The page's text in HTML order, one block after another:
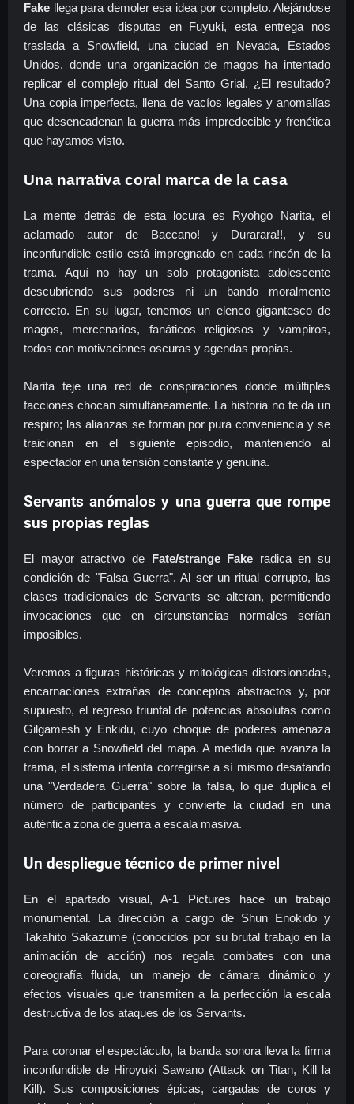
Fake llega para demoler esa idea por completo. Alejándose
de las clásicas disputas en Fuyuki, esta entrega nos
traslada a Snowfield, una ciudad en Nevada, Estados
Unidos, donde una organización de magos ha intentado
replicar el complejo ritual del Santo Grial. ¿El resultado?
Una copia imperfecta, llena de vacíos legales y anomalías
que desencadenan la guerra más impredecible y frenética
que hayamos visto.
Una narrativa coral marca de la casa
La mente detrás de esta locura es Ryohgo Narita, el
aclamado autor de Baccano! y Durarara!!, y su
inconfundible estilo está impregnado en cada rincón de la
trama. Aquí no hay un solo protagonista adolescente
descubriendo sus poderes ni un bando moralmente
correcto. En su lugar, tenemos un elenco gigantesco de
magos, mercenarios, fanáticos religiosos y vampiros,
todos con motivaciones oscuras y agendas propias.
Narita teje una red de conspiraciones donde múltiples
facciones chocan simultáneamente. La historia no te da un
respiro; las alianzas se forman por pura conveniencia y se
traicionan en el siguiente episodio, manteniendo al
espectador en una tensión constante y genuina.
Servants anómalos y una guerra que rompe
sus propias reglas
El mayor atractivo de Fate/strange Fake radica en su
condición de "Falsa Guerra". Al ser un ritual corrupto, las
clases tradicionales de Servants se alteran, permitiendo
invocaciones que en circunstancias normales serían
imposibles.
Veremos a figuras históricas y mitológicas distorsionadas,
encarnaciones extrañas de conceptos abstractos y, por
supuesto, el regreso triunfal de potencias absolutas como
Gilgamesh y Enkidu, cuyo choque de poderes amenaza
con borrar a Snowfield del mapa. A medida que avanza la
trama, el sistema intenta corregirse a sí mismo desatando
una "Verdadera Guerra" sobre la falsa, lo que duplica el
número de participantes y convierte la ciudad en una
auténtica zona de guerra a escala masiva.
Un despliegue técnico de primer nivel
En el apartado visual, A-1 Pictures hace un trabajo
monumental. La dirección a cargo de Shun Enokido y
Takahito Sakazume (conocidos por su brutal trabajo en la
animación de acción) nos regala combates con una
coreografía fluida, un manejo de cámara dinámico y
efectos visuales que transmiten a la perfección la escala
destructiva de los ataques de los Servants.
Para coronar el espectáculo, la banda sonora lleva la firma
inconfundible de Hiroyuki Sawano (Attack on Titan, Kill la
Kill). Sus composiciones épicas, cargadas de coros y